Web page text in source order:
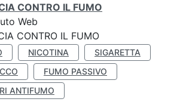
CONTRO IL FUMO
Web
CONTRO IL FUMO
NICOTINA
SIGARETTA
FUMO PASSIVO
ANTIFUMO